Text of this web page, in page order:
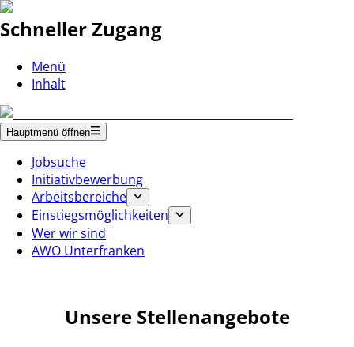
Schneller Zugang
Menü
Inhalt
Hauptmenü öffnen
Jobsuche
Initiativbewerbung
Arbeitsbereiche
Einstiegsmöglichkeiten
Wer wir sind
AWO Unterfranken
Unsere Stellenangebote